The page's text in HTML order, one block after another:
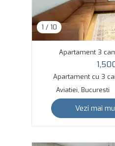
1 / 10
Apartament 3
Apartament cu 3
Aviatiei, Bucuresti
Vezi mai